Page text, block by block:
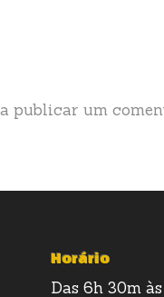
publicar um
Horário
Das 6h 30m